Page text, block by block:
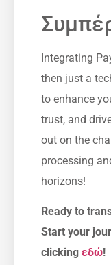
Integrating
then just a
to enhance
trust, ‌and
out on⁣ the
processing
horizons!
Ready to
Start your
clicking εδώ!